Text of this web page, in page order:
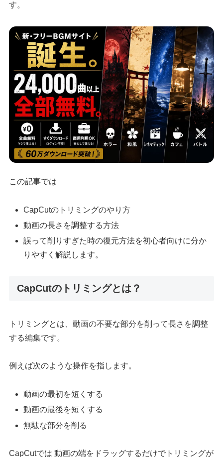
す。
この記事では
CapCutのトリミングのやり方
動画の長さを調整する方法
誤って削りすぎた時の復元方法を初心者向けに分か
りやすく解説します。
CapCutのトリミングとは？
トリミングとは、動画の不要な部分を削って長さを調整
する編集です。
例えば次のような操作を指します。
動画の最初を短くする
動画の最後を短くする
無駄な部分を削る
CapCutでは 動画の端をドラッグするだけでトリミングが